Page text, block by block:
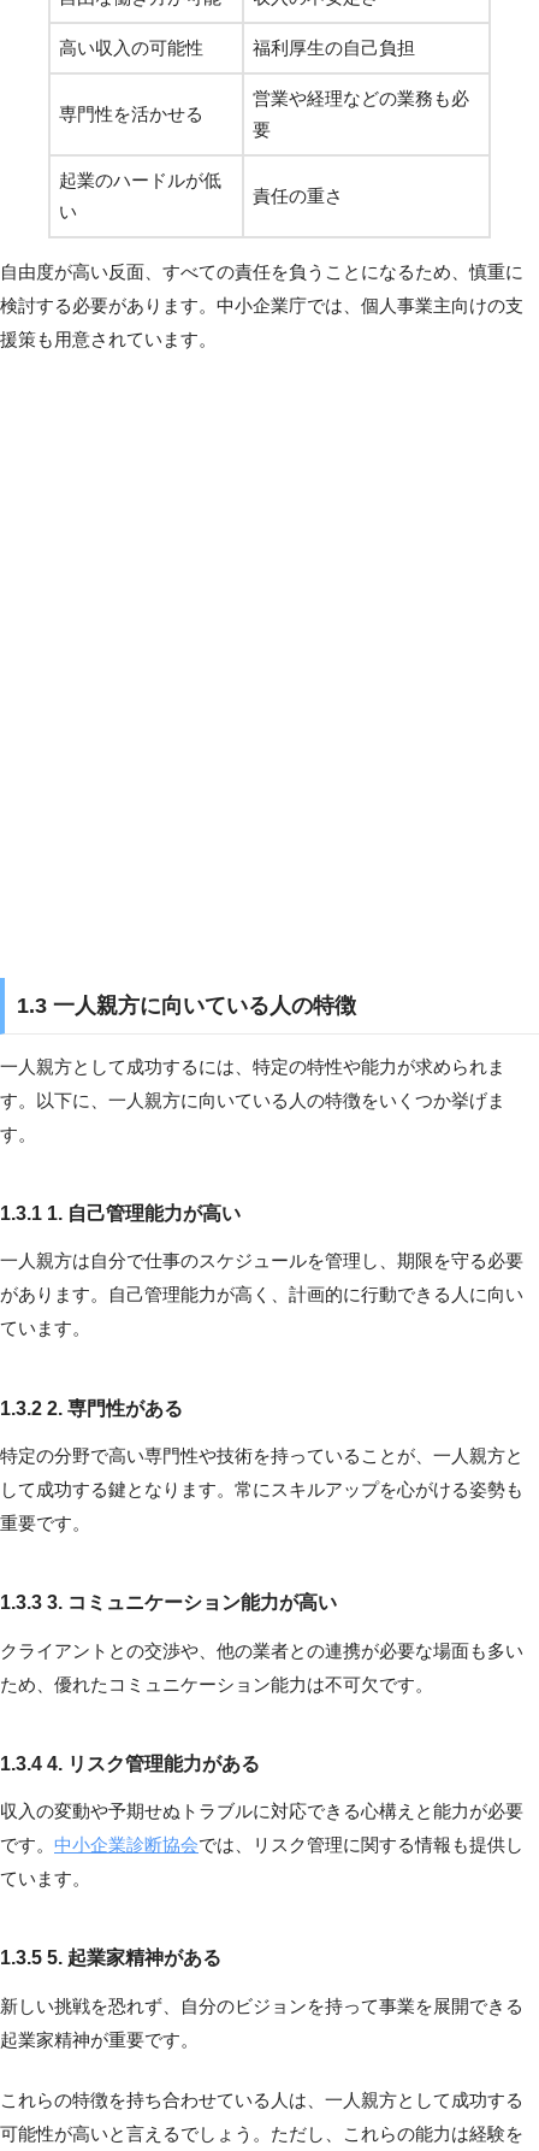
高い収入の可能性 福利厚生の自己負担
専門性を活かせる
営業や経理などの業務も必
要
起業のハードルが低
い
責任の重さ
自由度が高い反面、すべての責任を負うことになるため、慎重に
検討する必要があります。中小企業庁では、個人事業主向けの支
援策も用意されています。
1.3 一人親方に向いている人の特徴
一人親方として成功するには、特定の特性や能力が求められま
す。以下に、一人親方に向いている人の特徴をいくつか挙げま
す。
1.3.1 1. 自己管理能力が高い
一人親方は自分で仕事のスケジュールを管理し、期限を守る必要
があります。自己管理能力が高く、計画的に行動できる人に向い
ています。
1.3.2 2. 専門性がある
特定の分野で高い専門性や技術を持っていることが、一人親方と
して成功する鍵となります。常にスキルアップを心がける姿勢も
重要です。
1.3.3 3. コミュニケーション能力が高い
クライアントとの交渉や、他の業者との連携が必要な場面も多い
ため、優れたコミュニケーション能力は不可欠です。
1.3.4 4. リスク管理能力がある
収入の変動や予期せぬトラブルに対応できる心構えと能力が必要
です。 中小企業診断協会では、リスク管理に関する情報も提供し
ています。
1.3.5 5. 起業家精神がある
新しい挑戦を恐れず、自分のビジョンを持って事業を展開できる
起業家精神が重要です。
これらの特徴を持ち合わせている人は、一人親方として成功する
可能性が高いと言えるでしょう。ただし、これらの能力は経験を